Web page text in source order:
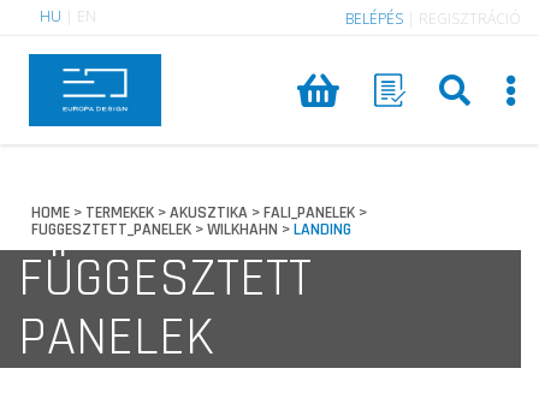
HU EN BELÉPÉS REGISZTRÁCIÓ
HOME > TERMEKEK >AKUSZTIKA >FALI_PANELEK >
FUGGESZTETT_PANELEK >WILKHAHN >LANDING
FÜGGESZTETT
PANELEK